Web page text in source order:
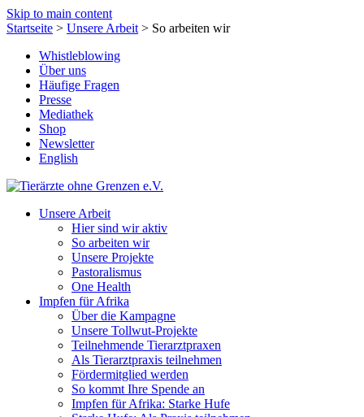
Skip to main content
Startseite > Unsere Arbeit > So arbeiten wir
Whistleblowing
Über uns
Häufige Fragen
Presse
Mediathek
Shop
Newsletter
English
Unsere Arbeit
Hier sind wir aktiv
So arbeiten wir
Unsere Projekte
Pastoralismus
One Health
Impfen für Afrika
Über die Kampagne
Unsere Tollwut-Projekte
Teilnehmende Tierarztpraxen
Als Tierarztpraxis teilnehmen
Fördermitglied werden
So kommt Ihre Spende an
Impfen für Afrika: Starke Hufe